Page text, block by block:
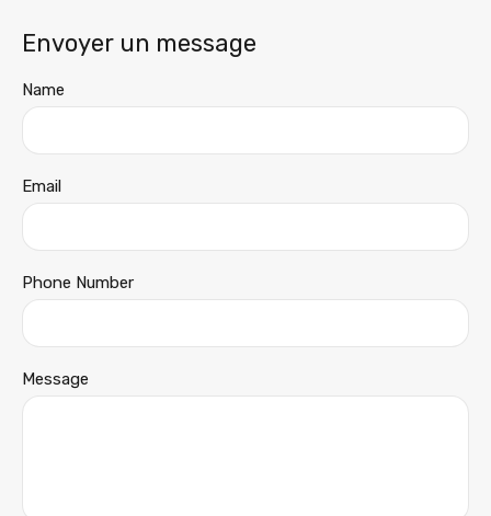
Envoyer un message
Name
Email
Phone Number
Message